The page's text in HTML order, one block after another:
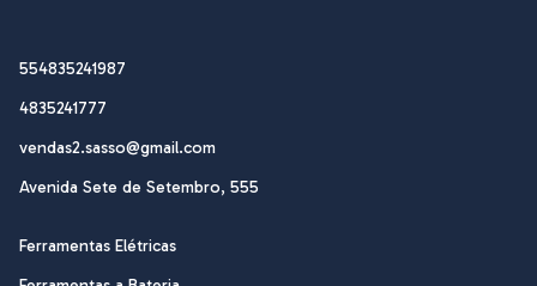
554835241987
4835241777
vendas2.sasso@gmail.com
Avenida Sete de Setembro, 555
Ferramentas Elétricas